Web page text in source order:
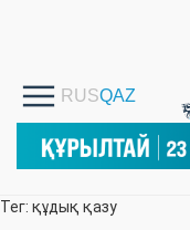
Тег: құдық қазу